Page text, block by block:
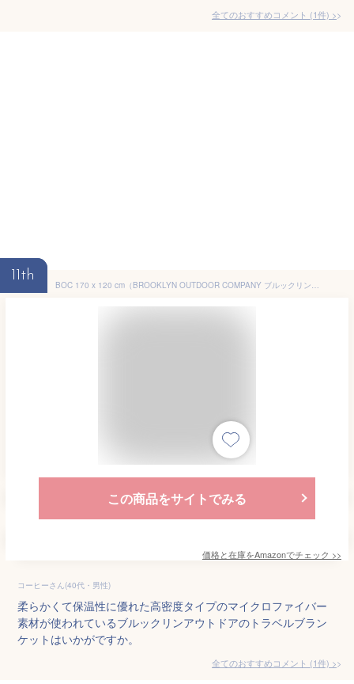
全てのおすすめコメント (1件) >
11th
BOC 170 x 120 cm（BROOKLYN OUTDOOR COMPANY ブルックリンアウトドアカンパニー）防災 機内 旅行用 トラベル ブランケット 収納袋付属 コンパクト アウトドア キャンプ バックパッキング フリース ベロア NY発 (フリース/ブラック)
この商品をサイトでみる
価格と在庫をAmazonでチェック >>
コーヒーさん(40代・男性)
柔らかくて保温性に優れた高密度タイプのマイクロファイバー
素材が使われているブルックリンアウトドアのトラベルブラン
ケットはいかがですか。
全てのおすすめコメント (1件) >